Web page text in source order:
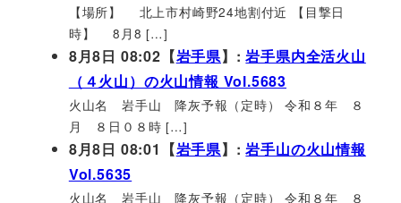
【場所】 北上市村崎野24地割付近 【目撃日
時】 8月8 […]
8月8日 08:02【岩手県】:岩手県内全活火山
（４火山）の火山情報 Vol.5683
火山名 岩手山 降灰予報（定時） 令和８年 ８
月 ８日０８時 […]
8月8日 08:01【岩手県】:岩手山の火山情報
Vol.5635
火山名 岩手山 降灰予報（定時） 令和８年 ８